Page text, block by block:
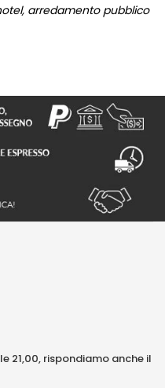
arredamento pubblico
21,00, rispondiamo anche il